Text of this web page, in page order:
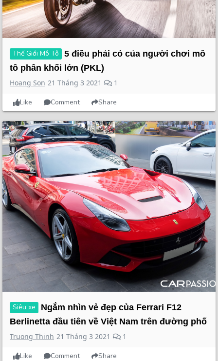
Thế Giới Mô Tô
5 điều phải có của người chơi mô
tô phân khối lớn (PKL)
Hoang Son 21 Tháng 3 2021 1
Like Comment Share
Siêu xe
Ngắm nhìn vẻ đẹp của Ferrari F12
Berlinetta đầu tiên về Việt Nam trên đường phố
Truong Thinh 21 Tháng 3 2021 1
Like Comment Share